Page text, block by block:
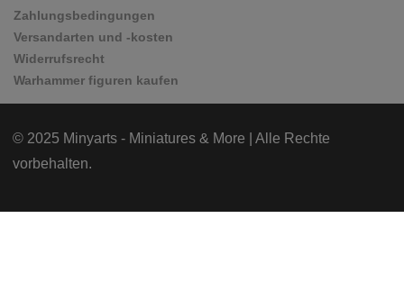
Zahlungsbedingungen
Versandarten und -kosten
Widerrufsrecht
Warhammer figuren kaufen
© 2025 Minyarts - Miniatures & More | Alle Rechte
vorbehalten.